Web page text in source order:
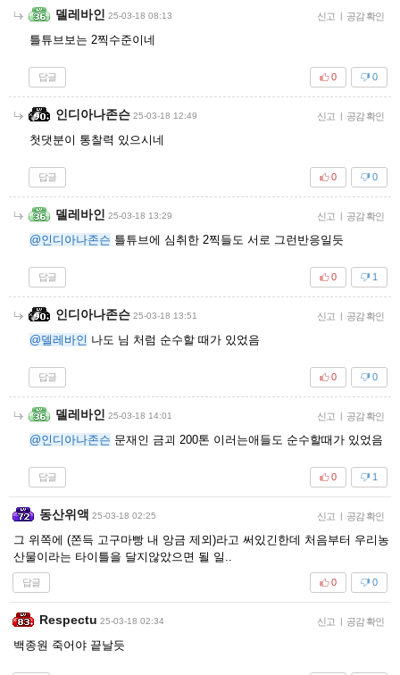
델레바인 25-03-18 08:13 신고 | 공감 확인
틀튜브보는 2찍수준이네
답글 0
0
인디아나존슨 25-03-18 12:49 신고 | 공감 확인
첫댓분이 통찰력 있으시네
답글 0
0
델레바인 25-03-18 13:29 신고 | 공감 확인
@인디아나존슨 틀튜브에 심취한 2찍들도 서로 그런반응일듯
답글 1
0
인디아나존슨 25-03-18 13:51 신고 | 공감 확인
@델레바인 나도 님 처럼 순수할 때가 있었음
답글 0
0
델레바인 25-03-18 14:01 신고 | 공감 확인
@인디아나존슨 문재인 금괴 200톤 이러는애들도 순수할때가 있었음
답글 1
0
동산위액 25-03-18 02:25 신고 | 공감 확인
그 위쪽에 (쫀득 고구마빵 내 앙금 제외)라고 써있긴한데 처음부터 우리농
산물이라는 타이틀을 달지않았으면 될 일..
답글 0
0
Respectu 25-03-18 02:34 신고 | 공감 확인
백종원 죽어야 끝날듯